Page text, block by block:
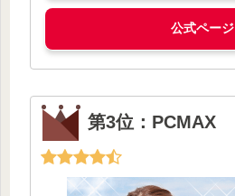
公式ページ
第3位：PCMAX